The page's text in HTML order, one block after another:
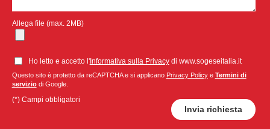
Allega file (max. 2MB)
Ho letto e accetto l'Informativa sulla Privacydi www.sogeseitalia.it
Questo sito è protetto da reCAPTCHA e si applicano Privacy Policye Termini di
serviziodi Google.
(*) Campi obbligatori